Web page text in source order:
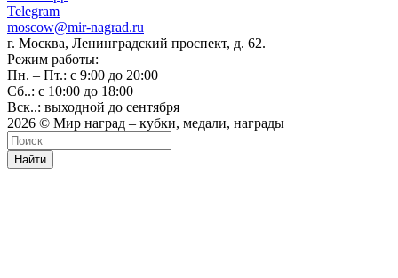
Telegram
moscow@mir-nagrad.ru
г. Москва, Ленинградский проспект, д. 62.
Режим работы:
Пн. – Пт.: с 9:00 до 20:00
Сб..: с 10:00 до 18:00
Вск..: выходной до сентября
2026 © Мир наград – кубки, медали, награды
Найти